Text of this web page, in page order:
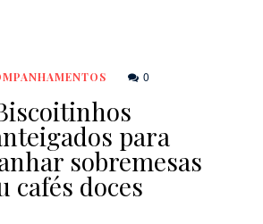
0
para
sobremesas
cafés doces